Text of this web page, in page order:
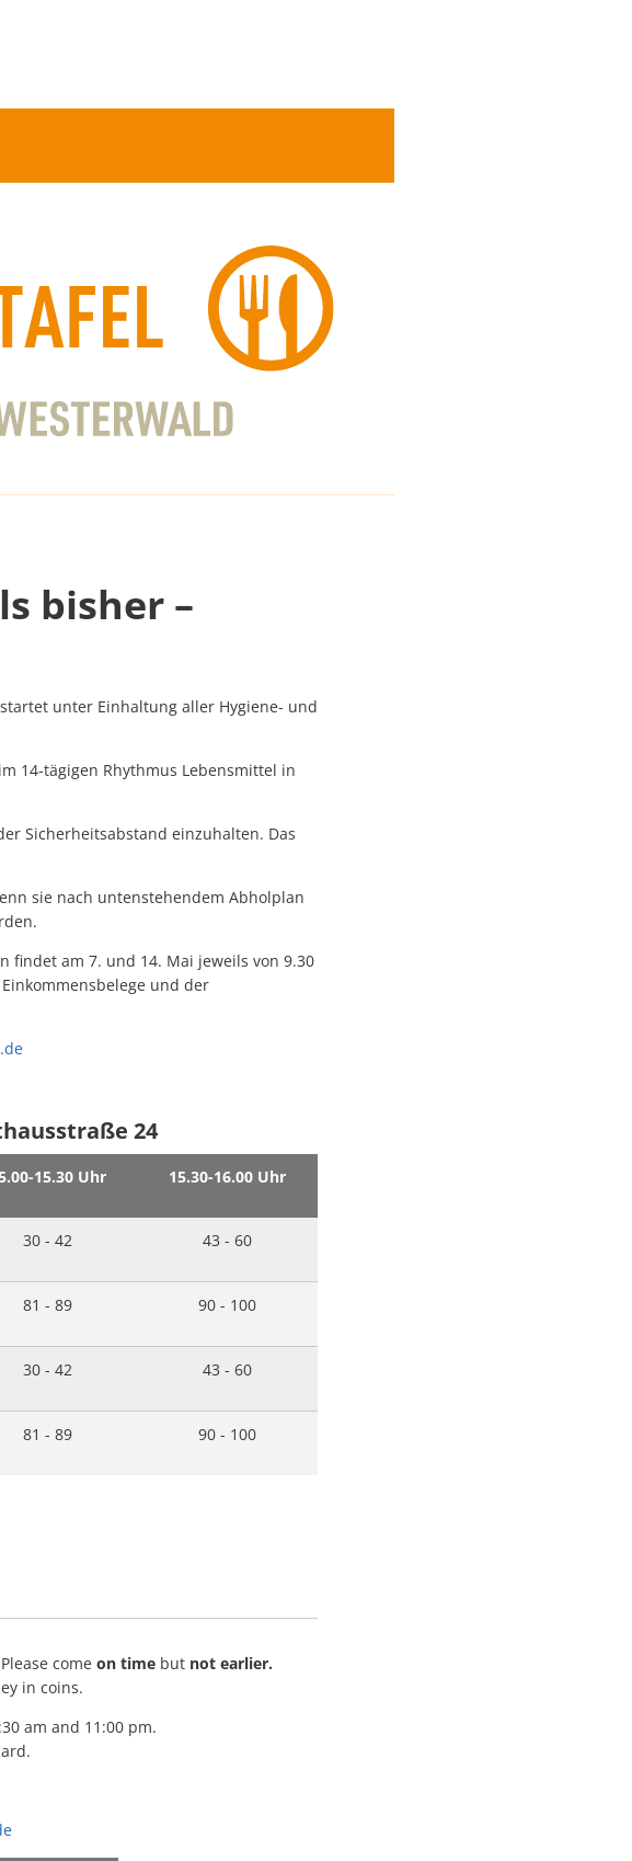
bisher –
unter Einhaltung aller Hygiene- und
14-tägigen Rhythmus Lebensmittel in
Sicherheitsabstand einzuhalten. Das
sie nach untenstehendem Abholplan
findet am 7. und 14. Mai jeweils von 9.30
und der
24
15.30 Uhr 15.30-16.00 Uhr
30 - 42 43 - 60
81 - 89 90 - 100
30 - 42 43 - 60
81 - 89 90 - 100
come on time but not earlier.
in coins.
am and 11:00 pm.